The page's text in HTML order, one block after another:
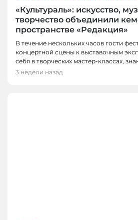
«Культураль»: искусство,
творчество объединили
пространстве «Редакция»
В течение нескольких часов гости
концертной сцены к выставочным
себя в творческих мастер-классах,
3 недели назад